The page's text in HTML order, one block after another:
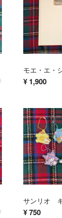
¥ 1,900
¥750